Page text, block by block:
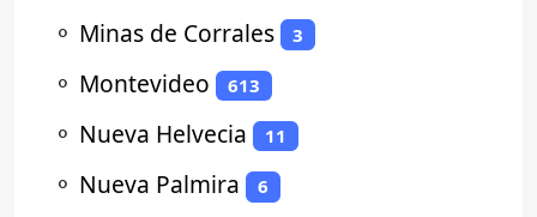
⚬ Minas de Corrales 3
⚬ Montevideo 613
⚬ Nueva Helvecia 11
⚬ Nueva Palmira 6